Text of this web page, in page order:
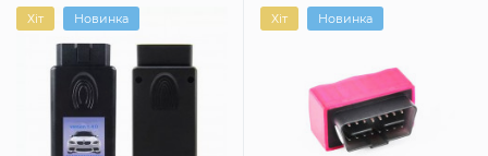
Хіт Новинка Хіт Новинка